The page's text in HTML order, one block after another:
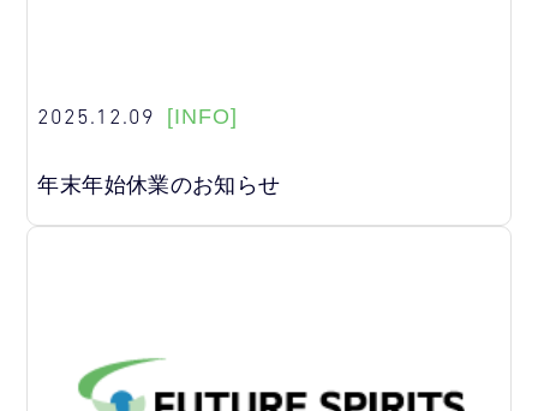
2025.12.09 [INFO]
年末年始休業のお知らせ